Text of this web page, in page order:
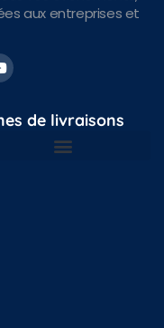
aux entreprises et
de livraisons